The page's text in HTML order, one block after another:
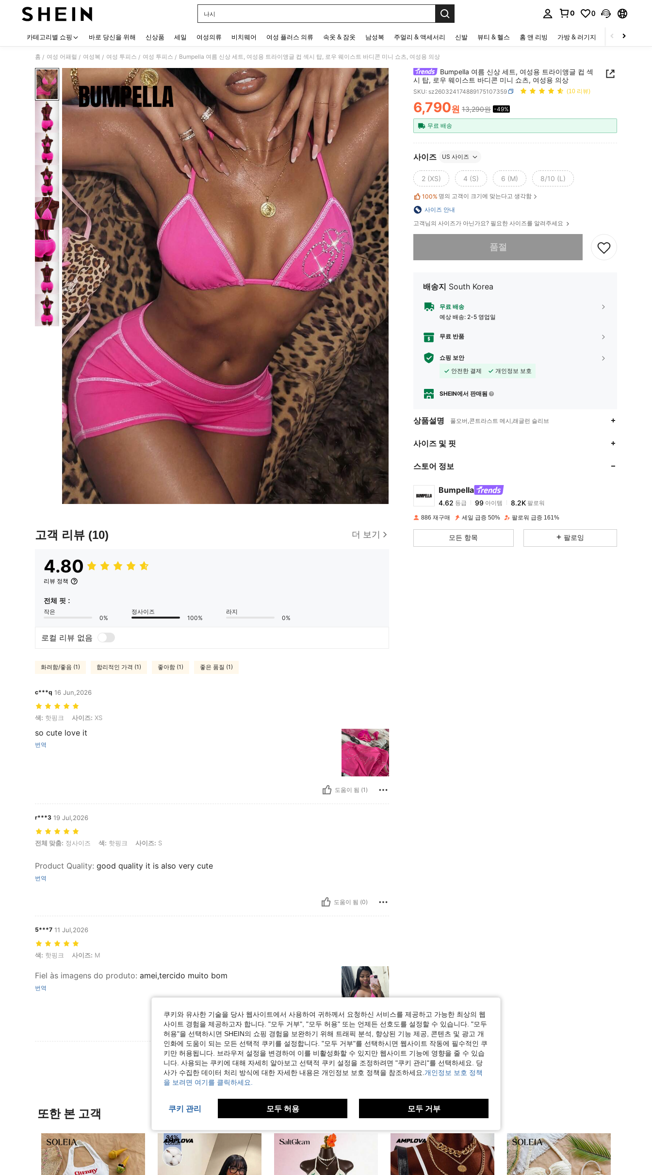
나시
0 0
카테고리별 쇼핑 바로 당신을 위해 신상품 세일 여성의류 비치웨어 여성 플러스 의류 속옷 & 잠옷 남성복 주얼리 & 액세서리 신발 뷰티 & 헬스 홈 앤 리빙 가방 & 러기지 스포츠 & 아웃
홈 / 여성 어패럴 / 여성복 / 여성 투피스 / 여성 투피스 / Bumpella 여름 신상 세트, 여성용 트라이앵글 컵 섹시 탑, 로우 웨이스트 바디콘 미니 쇼츠, 여성용 의상
고객 리뷰 (10) 더 보기
4.80
리뷰 정책
전체 핏 :
작은
0%
정사이즈
100%
라지
0%
로컬 리뷰 없음
화려함/좋음 (1) 합리적인 가격 (1) 좋아함 (1) 좋은 품질 (1)
c***q 16 Jun,2026
색: 핫핑크, 사이즈: XS
색: 핫핑크 사이즈: XS
so cute love it
번역
도움이 됨 (1)
r***3 19 Jul,2026
전체 맞춤: 정사이즈, 색: 핫핑크, 사이즈: S
전체 맞춤: 정사이즈 색: 핫핑크 사이즈: S
Product Quality: good quality it is also very cute
번역
도움이 됨 (0)
5***7 11 Jul,2026
색: 핫핑크, 사이즈: M
색: 핫핑크 사이즈: M
Fiel às imagens do produto: amei,tercido muito bom
번역
도움이 됨 (1)
리뷰 더 보기
Bumpella 여름 신상 세트, 여성용 트라이앵글 컵 섹
시 탑, 로우 웨이스트 바디콘 미니 쇼츠, 여성용 의상
SKU: sz260324174889175107359 (10 리뷰)
PRICE AND AVAILABILITY
6,790원 13,290원 -49%
무료 배송
사이즈 US 사이즈
2 (XS) 4 (S) 6 (M) 8/10 (L)
100% 명의 고객이 크기에 맞는다고 생각함
사이즈 안내
고객님의 사이즈가 아닌가요? 필요한 사이즈를 알려주세요
품절
배송지 South Korea
무료 배송
예상 배송: 2-5 영업일
무료 반품
쇼핑 보안
안전한 결제
개인정보 보호
SHEIN에서 판매됨
상품설명 풀오버,콘트라스트 메시,래글런 슬리브
사이즈 및 핏
스토어 정보
Bumpella
4.62
4.62 등급 99아이템
t***5 이(가)하루 전에지불됨
886 재구매 세일 급증 50% 팔로워 급증 161%
모든 항목 팔로잉
또한 본 고객
쿠키와 유사한 기술을 당사 웹사이트에서 사용하여 귀하께서 요청하신 서비스를 제공하고 가능한 최상의 웹
사이트 경험을 제공하고자 합니다. "모두 거부", "모두 허용" 또는 언제든 선호도를 설정할 수 있습니다. "모두
허용"을 선택하시면 SHEIN의 쇼핑 경험을 보완하기 위해 트래픽 분석, 향상된 기능 제공, 콘텐츠 및 광고 개
인화에 도움이 되는 모든 선택적 쿠키를 설정합니다. "모두 거부"를 선택하시면 웹사이트 작동에 필수적인 쿠
키만 허용됩니다. 브라우저 설정을 변경하여 이를 비활성화할 수 있지만 웹사이트 기능에 영향을 줄 수 있습
니다. 사용되는 쿠키에 대해 자세히 알아보고 선택적 쿠키 설정을 조정하려면 "쿠키 관리"를 선택하세요. 당
사가 수집한 데이터 처리 방식에 대한 자세한 내용은 개인정보 보호 정책을 참조하세요. 개인정보 보호 정책
을 보려면 여기를 클릭하세요.
쿠키 관리 모두 허용 모두 거부